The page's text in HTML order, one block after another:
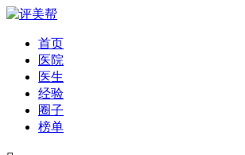
首页
医院
医生
经验
圈子
榜单